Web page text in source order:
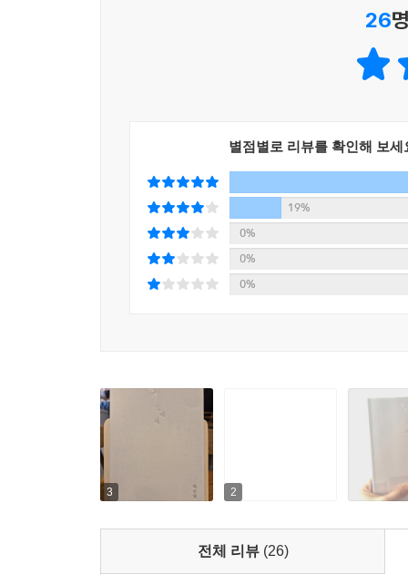
변화한다. 새로운 사람과 관계를 맺으면서, 또
모든 것을 분명하게 본 사람처럼”(25쪽) 그전과는
달라”(262쪽)졌다고 말이다. 두툼한 교지 한 권,
탓에 우리에게 어려움을 안기고, 동일한 바로 그
당장 판단하지 않으려는 용기인지도 모른다.
“나는 작가로서의 내가
인간으로서의 나를 피해갈 수 없다는 걸 알았다.”
때문이다. 최은영은 데뷔하기까지 여러 공모전에
소포모어 징크스에 시달리며 ‘더 나은 성과’를
일기를 쓰는 것조차 어려운 시기”(39쪽)를 겪기도
그렇기에 이번 책에서 최은영이 자신이 ‘죽거나
꿈이었다.”(37쪽) 그리고 짧지 않은 시간 글을 쓰
『밝은 밤』을 쓰면서 작가로서, 그리고 인간
26
별점별로 리뷰를 확인해 보세
19%
0%
0%
0%
3 2
전체 리뷰 (26)